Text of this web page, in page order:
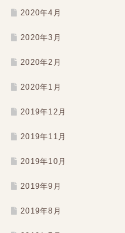
2020年4月
2020年3月
2020年2月
2020年1月
2019年12月
2019年11月
2019年10月
2019年9月
2019年8月